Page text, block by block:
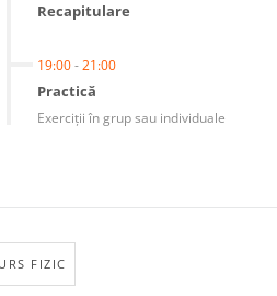
Recapitulare
19:00-21:00
Practică
Exerciții în grup sau individuale
FIZIC